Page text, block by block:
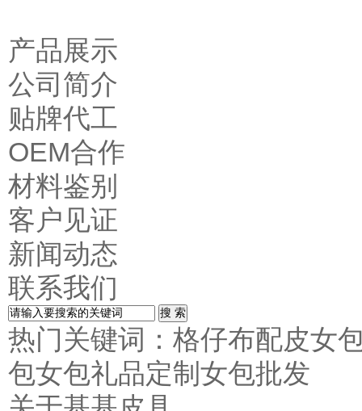
产品展示
公司简介
贴牌代工
OEM合作
材料鉴别
客户见证
新闻动态
联系我们
热门关键词： 格仔布配皮女
包女包礼品定制 女包批发